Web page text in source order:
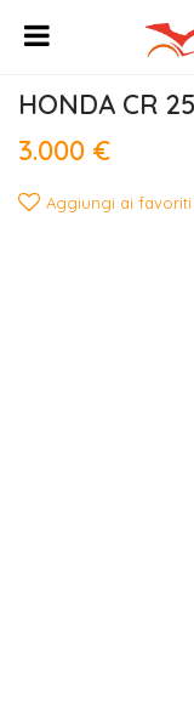
HONDA CR
3.000 €
Aggiungi ai favoriti